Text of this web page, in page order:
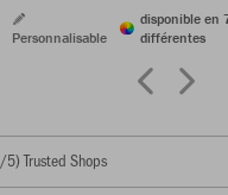
Personnalisable
disponible en
différentes
/5) Trusted Shops